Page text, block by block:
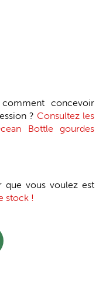
concevoir
?Consultez les
Bottle gourdes
que vous voulez est
stock !